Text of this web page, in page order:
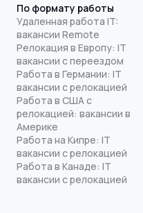
По формату работы
Удаленная работа IT:
вакансии Remote
Релокация в Европу: IT
вакансии с переездом
Работа в Германии: IT
вакансии с релокацией
Работа в США с
релокацией: вакансии в
Америке
Работа на Кипре: IT
вакансии с релокацией
Работа в Канаде: IT
вакансии с релокацией